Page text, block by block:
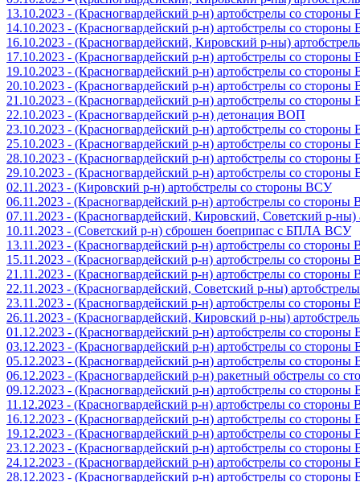
13.10.2023 - (Красногвардейский р-н) артобстрелы со
14.10.2023 - (Красногвардейский р-н) артобстрелы со
16.10.2023 - (Красногвардейский, Кировский р-ны)
17.10.2023 - (Красногвардейский р-н) артобстрелы со
19.10.2023 - (Красногвардейский р-н) артобстрелы со
20.10.2023 - (Красногвардейский р-н) артобстрелы со
21.10.2023 - (Красногвардейский р-н) артобстрелы со
22.10.2023 - (Красногвардейский р-н) детонация ВОП
23.10.2023 - (Красногвардейский р-н) артобстрелы со
25.10.2023 - (Красногвардейский р-н) артобстрелы со
28.10.2023 - (Красногвардейский р-н) артобстрелы со
29.10.2023 - (Красногвардейский р-н) артобстрелы со
02.11.2023 - (Кировский р-н) артобстрелы со стороны ВСУ
06.11.2023 - (Красногвардейский р-н) артобстрелы со стороны
07.11.2023 - (Красногвардейский, Кировский, Советский р-
10.11.2023 - (Советский р-н) сброшен боеприпас с БПЛА ВСУ
13.11.2023 - (Красногвардейский р-н) артобстрелы со стороны
15.11.2023 - (Красногвардейский р-н) артобстрелы со стороны
21.11.2023 - (Красногвардейский р-н) артобстрелы со стороны
22.11.2023 - (Красногвардейский, Советский р-ны)
23.11.2023 - (Красногвардейский р-н) артобстрелы со стороны
26.11.2023 - (Красногвардейский, Кировский р-ны)
01.12.2023 - (Красногвардейский р-н) артобстрелы со
03.12.2023 - (Красногвардейский р-н) артобстрелы со
05.12.2023 - (Красногвардейский р-н) артобстрелы со
06.12.2023 - (Красногвардейский р-н) ракетный обстрелы со
09.12.2023 - (Красногвардейский р-н) артобстрелы со
11.12.2023 - (Красногвардейский р-н) артобстрелы со стороны
16.12.2023 - (Красногвардейский р-н) артобстрелы со
19.12.2023 - (Красногвардейский р-н) артобстрелы со
23.12.2023 - (Красногвардейский р-н) артобстрелы со
24.12.2023 - (Красногвардейский р-н) артобстрелы со
28.12.2023 - (Красногвардейский р-н) артобстрелы со